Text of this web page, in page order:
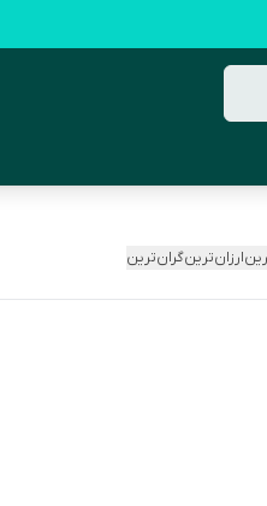
ارزان‌ترینگران‌ترین